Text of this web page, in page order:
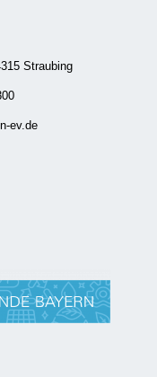
Straubing
ev.de